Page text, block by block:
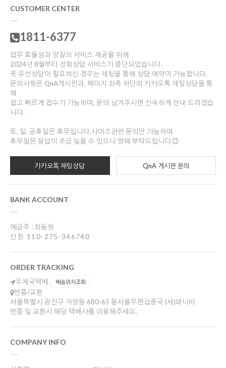
CUSTOMER CENTER
1811-6377
업무 효율성과 양질의 서비스 제공을 위해
2024년 8월부터 전화상담 서비스가 중단되었습니다.
꼭 유선상담이 필요하신 경우는 채팅을 통해 상담 예약이 가능합니다.
문의사항은 QnA게시판과, 페이지 좌측 하단의 카카오톡 채팅상담을 통
해
쉽고 빠르게 접수가 가능하며, 문의 남겨주시면 신속하게 안내 드리겠습
니다.
토, 일, 공휴일은 휴무입니다.사이즈관련 문의만 가능하며
휴무일은 응답이 조금 늦을 수 있으니 양해 부탁드립니다😊
카카오톡 채팅상담 QnA 게시판 문의
BANK ACCOUNT
예금주 : 최동현
신한 110-275-346740
ORDER TRACKING
우체국택배 배송위치조회
반품/교환
서울특별시 광진구 자양동 680-65 동서울우편집중국 (세)와니비
반품 및 교환시 해당 택배사를 이용해주세요.
COMPANY INFO